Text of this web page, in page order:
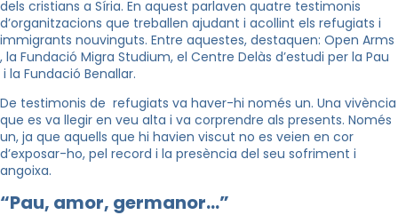
dels cristians a Síria. En aquest parlaven quatre testimonis
d’organitzacions que treballen ajudant i acollint els refugiats i
immigrants nouvinguts. Entre aquestes, destaquen: Open Arms
, la Fundació Migra Studium, el Centre Delàs d’estudi per la Pau
i la Fundació Benallar.
De testimonis de refugiats va haver-hi només un. Una vivència
que es va llegir en veu alta i va corprendre als presents. Només
un, ja que aquells que hi havien viscut no es veien en cor
d’exposar-ho, pel record i la presència del seu sofriment i
angoixa.
“Pau, amor, germanor…”